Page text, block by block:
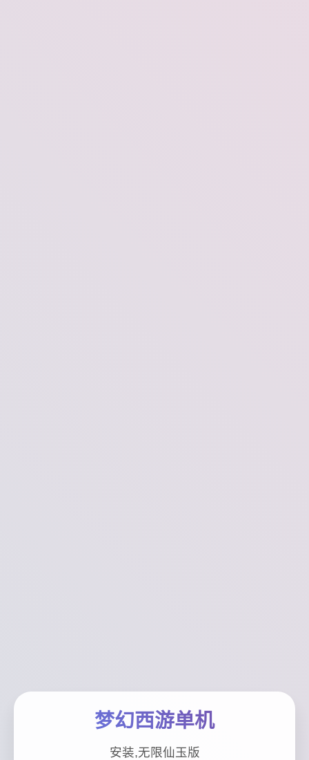
梦幻西游单机
安装,无限仙玉版